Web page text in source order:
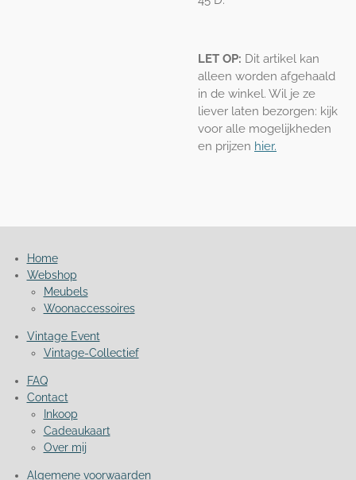
LET OP: Dit artikel kan
alleen worden afgehaald
in de winkel. Wil je ze
liever laten bezorgen: kijk
voor alle mogelijkheden
en prijzen hier.
Home
Webshop
Meubels
Woonaccessoires
Vintage Event
Vintage-Collectief
FAQ
Contact
Inkoop
Cadeaukaart
Over mij
Algemene voorwaarden